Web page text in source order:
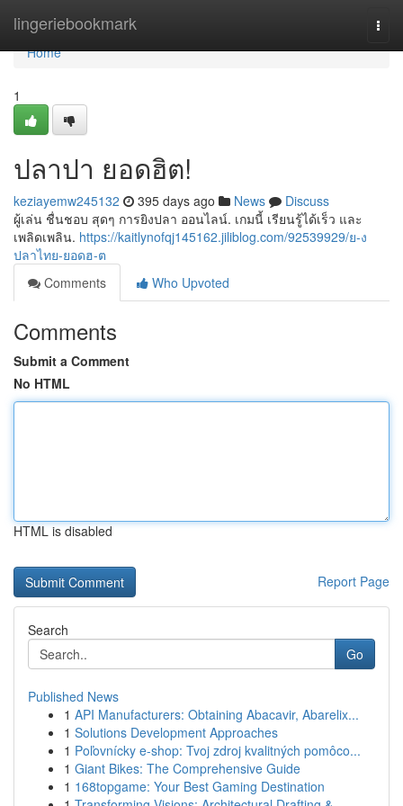
lingeriebookmark
Home
Home
1
ปลาปา ยอดฮิต!
keziayemw245132 395 days ago News
Discuss
ผู้เล่น ชื่นชอบ สุดๆ การยิงปลา ออนไลน์. เกมนี้ เรียนรู้ได้เร็ว และ
เพลิดเพลิน. https://kaitlynofqj145162.jiliblog.com/92539929/ย-ง
ปลาไทย-ยอดฮ-ต
Comments
Who Upvoted
Comments
Submit a Comment
No HTML
HTML is disabled
Report Page
Search
Go
Published News
1 API Manufacturers: Obtaining Abacavir, Abarelix...
1 Solutions Development Approaches
1 Poľovnícky e-shop: Tvoj zdroj kvalitných pomôco...
1 Giant Bikes: The Comprehensive Guide
1 168topgame: Your Best Gaming Destination